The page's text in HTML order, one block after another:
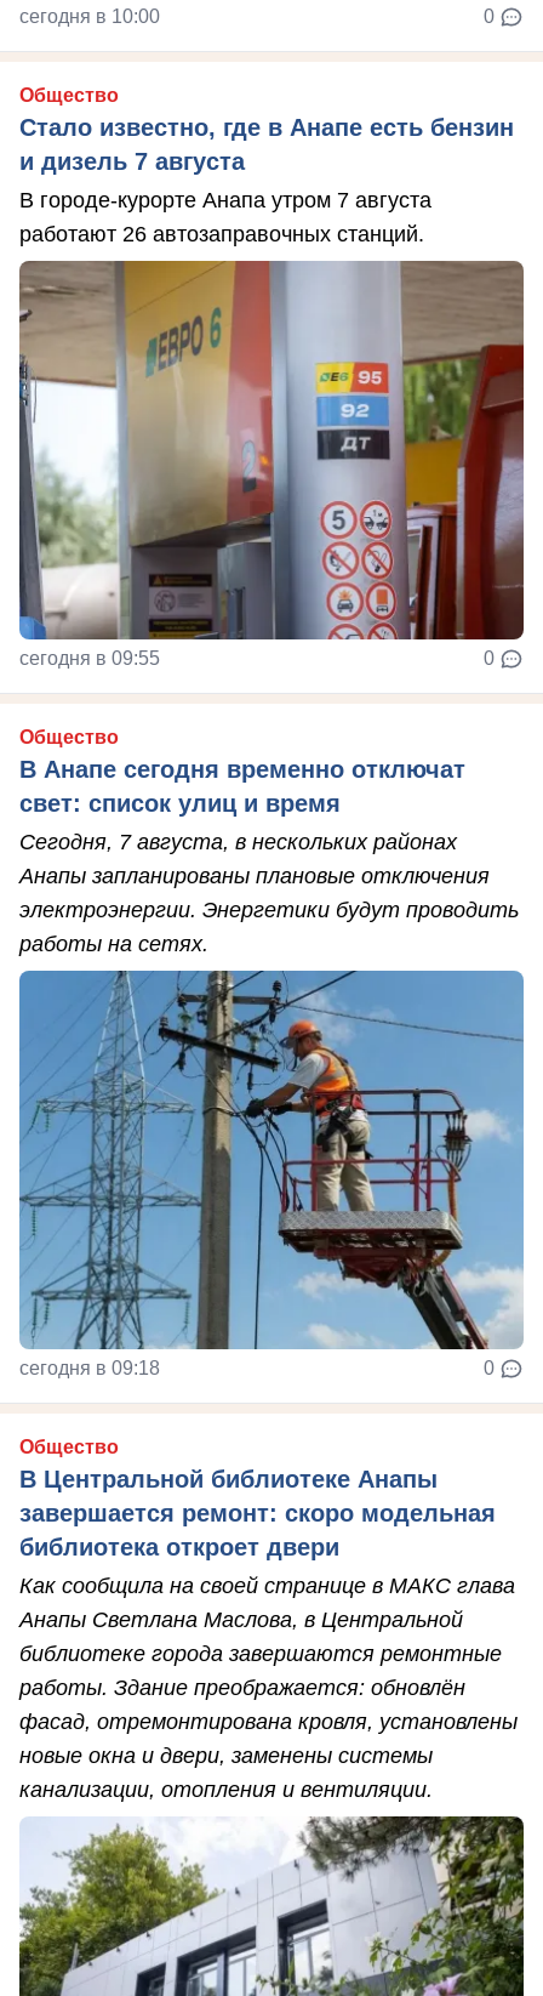
сегодня в 10:00 0
Общество
Стало известно, где в Анапе есть бензин
и дизель 7 августа
В городе-курорте Анапа утром 7 августа
работают 26 автозаправочных станций.
сегодня в 09:55 0
Общество
В Анапе сегодня временно отключат
свет: список улиц и время
Сегодня, 7 августа, в нескольких районах
Анапы запланированы плановые отключения
электроэнергии. Энергетики будут проводить
работы на сетях.
сегодня в 09:18 0
Общество
В Центральной библиотеке Анапы
завершается ремонт: скоро модельная
библиотека откроет двери
Как сообщила на своей странице в МАКС глава
Анапы Светлана Маслова, в Центральной
библиотеке города завершаются ремонтные
работы. Здание преображается: обновлён
фасад, отремонтирована кровля, установлены
новые окна и двери, заменены системы
канализации, отопления и вентиляции.